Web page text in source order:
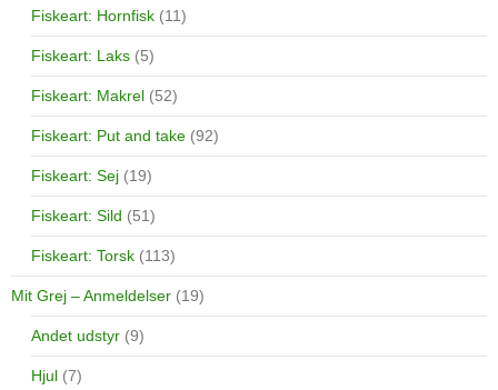
Fiskeart: Hornfisk (11)
Fiskeart: Laks (5)
Fiskeart: Makrel (52)
Fiskeart: Put and take (92)
Fiskeart: Sej (19)
Fiskeart: Sild (51)
Fiskeart: Torsk (113)
Mit Grej – Anmeldelser (19)
Andet udstyr (9)
Hjul (7)